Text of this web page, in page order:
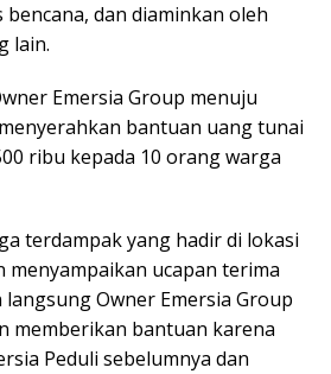
bencana, dan diaminkan oleh
lain.
Emersia Group menuju
bantuan uang tunai
ribu kepada 10 orang warga
terdampak yang hadir di lokasi
menyampaikan ucapan terima
Owner Emersia Group
memberikan bantuan karena
Peduli sebelumnya dan